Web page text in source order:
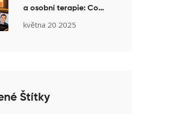
a osobní terapie: Co
ovlivňuje cenu
května 20 2025
Štítky